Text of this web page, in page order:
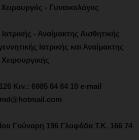
- Γυναικολόγος
- Αναίμακτης Αισθητικής
Ιατρικής και Αναίμακτης
Χειρουργικής
Κιν.: 6985 64 64 10 e-mail
Γούναρη 196 Γλυφάδα Τ.Κ. 166 74